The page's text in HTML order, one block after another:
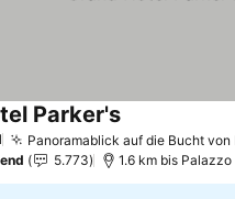
Panoramablick auf die Bucht von
Parker'sPreise sehen
5.773 1.6 km bis Palazzo